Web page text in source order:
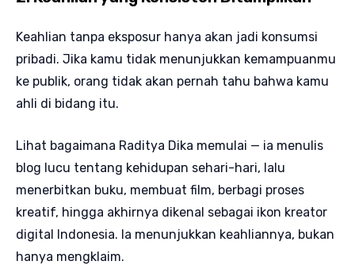
Keahlian tanpa eksposur hanya akan jadi konsumsi
pribadi. Jika kamu tidak menunjukkan kemampuanmu
ke publik, orang tidak akan pernah tahu bahwa kamu
ahli di bidang itu.
Lihat bagaimana Raditya Dika memulai — ia menulis
blog lucu tentang kehidupan sehari-hari, lalu
menerbitkan buku, membuat film, berbagi proses
kreatif, hingga akhirnya dikenal sebagai ikon kreator
digital Indonesia. Ia menunjukkan keahliannya, bukan
hanya mengklaim.